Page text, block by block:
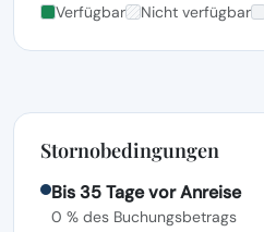
Verfügbar Nicht verfügbar
Stornobedingungen
Bis 35 Tage vor Anreise
0 % des Buchungsbetrags